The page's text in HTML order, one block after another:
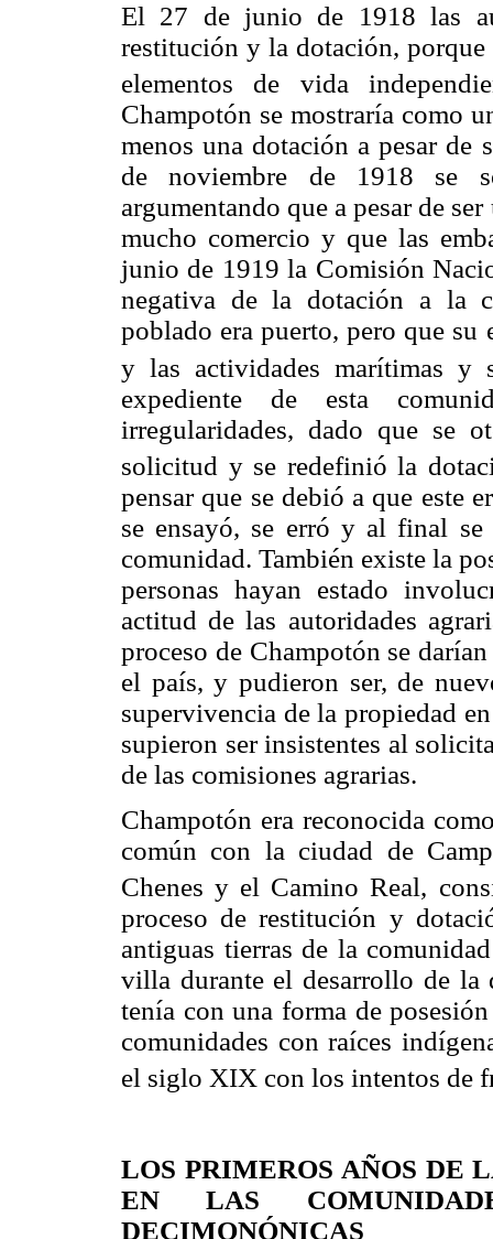
El 27 de junio de 1918 las
restitución y la dotación,
elementos de vida
Champotón se mostraría como
menos una dotación a pesar
de noviembre de 1918 se
argumentando que a pesar de
mucho comercio y que las
junio de 1919 la Comisión
negativa de la dotación a la
poblado era puerto, pero que su
y las actividades marítimas y
expediente de esta
irregularidades, dado que se
solicitud y se redefinió la
pensar que se debió a que este
se ensayó, se erró y al final
comunidad. También existe la
personas hayan estado
actitud de las autoridades
proceso de Champotón se
el país, y pudieron ser, de
supervivencia de la propiedad
supieron ser insistentes al
de las comisiones agrarias.
Champotón era reconocida
común con la ciudad de
Chenes y el Camino Real,
proceso de restitución y
antiguas tierras de la
villa durante el desarrollo de la
tenía con una forma de
comunidades con raíces
el siglo XIX con los intentos de
LOS PRIMEROS AÑOS DE
EN LAS
DECIMONÓNICAS